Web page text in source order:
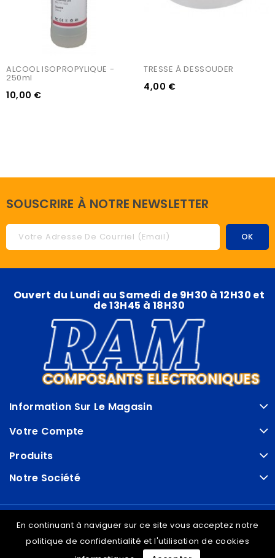
ALCOOL ISOPROPYLIQUE -
250ml
10,00 €
TRESSE À DESSOUDER
4,00 €
SOUSCRIRE À NOTRE NEWSLETTER
Ouvert du Lundi au Samedi de 9H30 à 12H30 et
de 13H45 à 18H30
Information Sur Le Magasin
Votre Compte
Produits
Notre Société
© VDRAM - 2026
En continuant à naviguer sur ce site vous acceptez notre
politique de confidentialité et l'utilisation de cookies